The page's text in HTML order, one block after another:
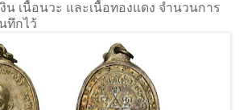
น เนื้อนวะ และเนื้อทองแดง จำนวนการ
ทึกไว้